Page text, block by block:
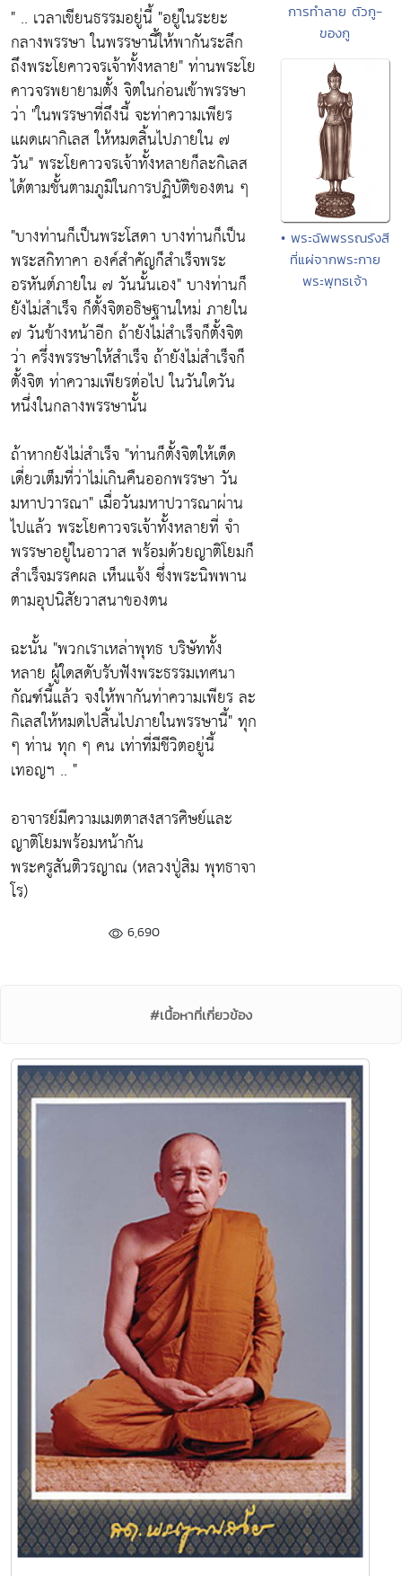
" .. เวลาเขียนธรรมอยู่นี้ "อยู่ในระยะ
กลางพรรษา ในพรรษานี้ให้พากันระลึก
ถึงพระโยคาวจรเจ้าทั้งหลาย"ท่านพระโย
คาวจรพยายามตั้ง จิตในก่อนเข้าพรรษา
ว่า "ในพรรษาที่ถึงนี้ จะท่าความเพียร
แผดเผากิเลส ให้หมดสิ้นไปภายใน ๗
วัน"พระโยคาวจรเจ้าทั้งหลายก็ละกิเลส
ได้ตามชั้นตามภูมิในการปฏิบัติของตน ๆ
"บางท่านก็เป็นพระโสดา บางท่านก็เป็น
พระสกิทาคา องค์สำคัญก็สำเร็จพระ
อรหันต์ภายใน ๗ วันนั้นเอง"บางท่านก็
ยังไม่สำเร็จ ก็ตั้งจิตอธิษฐานใหม่ ภายใน
๗ วันข้างหน้าอีก ถ้ายังไม่สำเร็จก็ตั้งจิต
ว่า ครึ่งพรรษาให้สำเร็จ ถ้ายังไม่สำเร็จก็
ตั้งจิต ท่าความเพียรต่อไป ในวันใดวัน
หนึ่งในกลางพรรษานั้น
ถ้าหากยังไม่สำเร็จ "ท่านก็ตั้งจิตให้เด็ด
เดี่ยวเต็มที่ว่าไม่เกินคืนออกพรรษา วัน
มหาปวารณา" เมื่อวันมหาปวารณาผ่าน
ไปแล้ว พระโยคาวจรเจ้าทั้งหลายที่ จำ
พรรษาอยู่ในอาวาส พร้อมด้วยญาติโยมก็
สำเร็จมรรคผล เห็นแจ้ง ซึ่งพระนิพพาน
ตามอุปนิสัยวาสนาของตน
ฉะนั้น "พวกเราเหล่าพุทธ บริษัททั้ง
หลาย ผู้ใดสดับรับฟังพระธรรมเทศนา
กัณฑ์นี้แล้ว จงให้พากันท่าความเพียร ละ
กิเลสให้หมดไปสิ้นไปภายในพรรษานี้"ทุก
ๆ ท่าน ทุก ๆ คน เท่าที่มีชีวิตอยู่นี้
เทอญฯ .. "
อาจารย์มีความเมตตาสงสารศิษย์และ
ญาติโยมพร้อมหน้ากัน
พระครูสันติวรญาณ (หลวงปู่สิม พุทธาจา
โร)
6,690
การทำลาย ตัวกู-
ของกู
• พระฉัพพรรณรังสี
ที่แผ่จากพระกาย
พระพุทธเจ้า
#เนื้อหาที่เกี่ยวข้อง